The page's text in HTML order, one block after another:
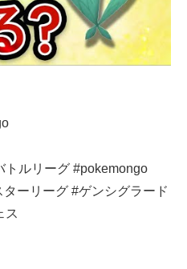
トルリーグ #pokemongo
ーリーグ #ゲンシグラード
ス